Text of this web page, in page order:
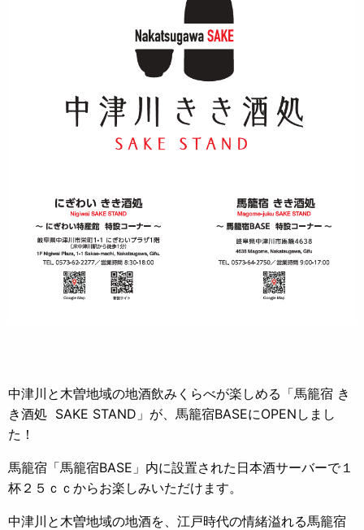
中津川と木曽地域の地酒飲みくらべが楽しめる「馬籠宿 き
き酒処 SAKE STAND」が、馬籠宿BASEにOPENしまし
た！
馬籠宿「馬籠宿BASE」内に設置された日本酒サーバーで１
杯２５ｃｃからお楽しみいただけます。
中津川と木曽地域の地酒を、江戸時代の情緒溢れる馬籠宿